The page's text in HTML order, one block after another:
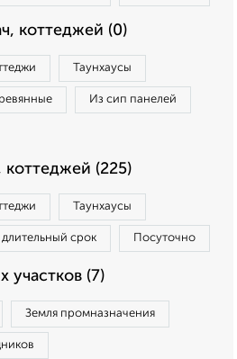
коттеджей (0)
Таунхаусы
Из сип панелей
(225)
Таунхаусы
длительный срок Посуточно
участков (7)
Земля промназначения